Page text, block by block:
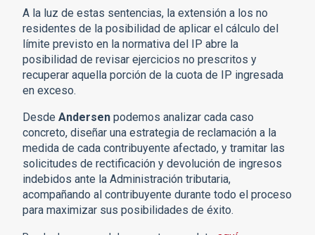
A la luz de estas sentencias, la extensión a los no
residentes de la posibilidad de aplicar el cálculo del
límite previsto en la normativa del IP abre la
posibilidad de revisar ejercicios no prescritos y
recuperar aquella porción de la cuota de IP ingresada
en exceso.
Desde Andersen podemos analizar cada caso
concreto, diseñar una estrategia de reclamación a la
medida de cada contribuyente afectado, y tramitar las
solicitudes de rectificación y devolución de ingresos
indebidos ante la Administración tributaria,
acompañando al contribuyente durante todo el proceso
para maximizar sus posibilidades de éxito.